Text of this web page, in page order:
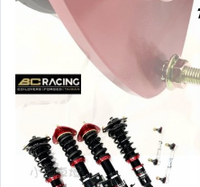
通用型DRL日行燈.R8日行燈
原廠型=角燈.晶鑽.黑框.黃角燈
前保桿小燈.晶鑽.黑框小燈
LED側燈.晶鑽.燻黑.黃側燈
原廠型尾燈.紅白晶鑽尾燈